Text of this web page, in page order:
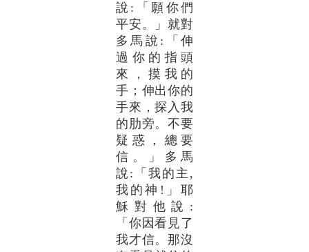
說:「願你們
平安。」就對
多馬說:「伸
過你的指頭
來，摸我的
手；伸出你的
手來，探入我
的肋旁。不要
疑惑，總要
信。」多馬
說:「我的主,
我的神!」耶
穌對他說:
「你因看見了
我才信。那沒